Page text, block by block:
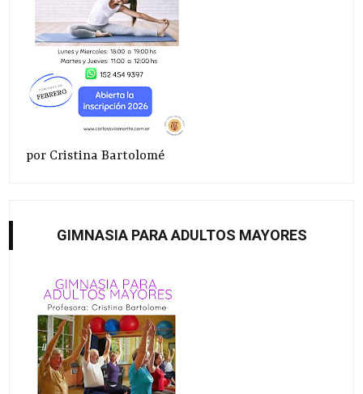
por Cristina Bartolomé
GIMNASIA PARA ADULTOS MAYORES